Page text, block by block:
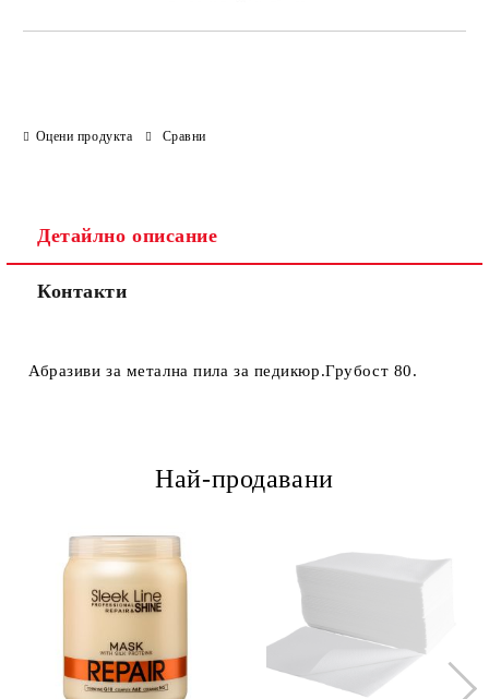
Оцени продукта Сравни
Детайлно описание
Контакти
Абразиви за метална пила за педикюр.Грубост 80.
Най-продавани